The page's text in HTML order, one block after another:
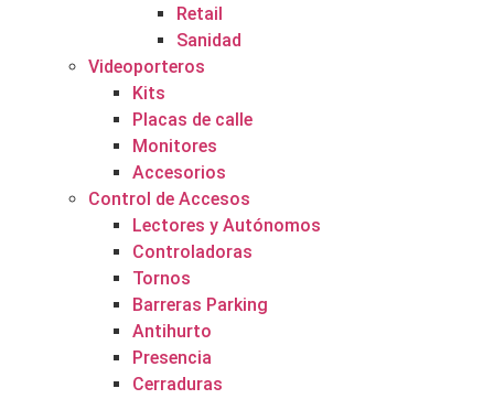
Retail
Sanidad
Videoporteros
Kits
Placas de calle
Monitores
Accesorios
Control de Accesos
Lectores y Autónomos
Controladoras
Tornos
Barreras Parking
Antihurto
Presencia
Cerraduras